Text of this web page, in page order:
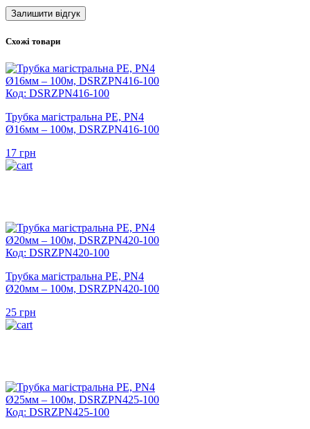
Схожі товари
Код: DSRZPN416-100
Трубка магістральна PE, PN4
Ø16мм – 100м, DSRZPN416-100
17 грн
Код: DSRZPN420-100
Трубка магістральна PE, PN4
Ø20мм – 100м, DSRZPN420-100
25 грн
Код: DSRZPN425-100